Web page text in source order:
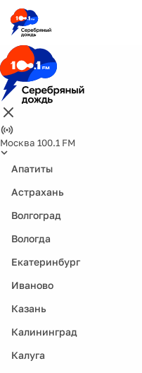
Москва 100.1 FM
Апатиты
Астрахань
Волгоград
Вологда
Екатеринбург
Иваново
Казань
Калининград
Калуга